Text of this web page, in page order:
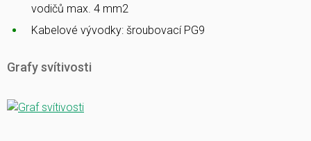
vodičů max. 4 mm2
Kabelové vývodky: šroubovací PG9
Grafy svítivosti